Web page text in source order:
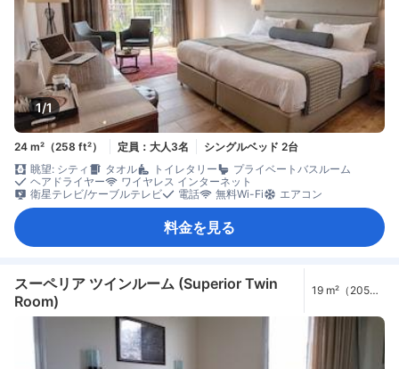
1/1
24 m²（258 ft²） 定員：大人3名
シングルベッド 2台
眺望: シティ
タオル トイレタリー
プライベートバスルーム
ヘアドライヤー
ワイヤレス インターネット
衛星テレビ/ケーブルテレビ
電話 無料Wi-Fi エアコン
料金を見る
スーペリア ツインルーム (Superior Twin
Room)
19 m²（205